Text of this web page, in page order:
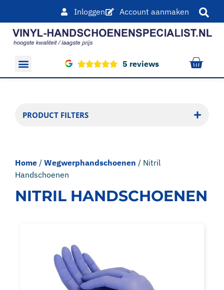
Inloggen Account aanmaken
5 reviews
PRODUCT FILTERS
Home / Wegwerphandschoenen / Nitril
Handschoenen
NITRIL HANDSCHOENEN